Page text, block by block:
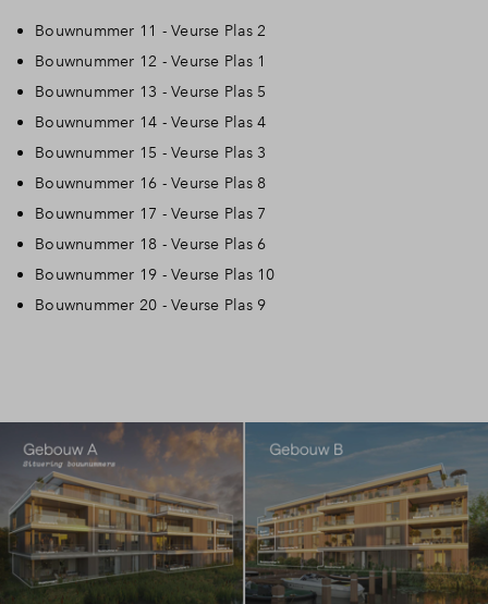
Bouwnummer 11 - Veurse Plas 2
Bouwnummer 12 - Veurse Plas 1
Bouwnummer 13 - Veurse Plas 5
Bouwnummer 14 - Veurse Plas 4
Bouwnummer 15 - Veurse Plas 3
Bouwnummer 16 - Veurse Plas 8
Bouwnummer 17 - Veurse Plas 7
Bouwnummer 18 - Veurse Plas 6
Bouwnummer 19 - Veurse Plas 10
Bouwnummer 20 - Veurse Plas 9